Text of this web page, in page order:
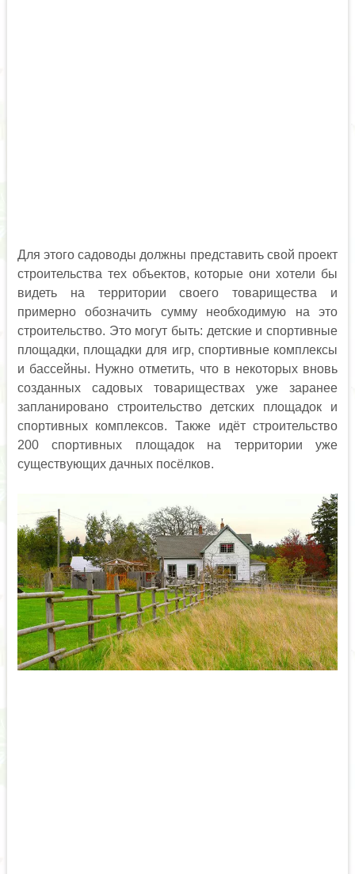
Для этого садоводы должны представить свой проект
строительства тех объектов, которые они хотели бы
видеть на территории своего товарищества и
примерно обозначить сумму необходимую на это
строительство. Это могут быть: детские и спортивные
площадки, площадки для игр, спортивные комплексы
и бассейны. Нужно отметить, что в некоторых вновь
созданных садовых товариществах уже заранее
запланировано строительство детских площадок и
спортивных комплексов. Также идёт строительство
200 спортивных площадок на территории уже
существующих дачных посёлков.